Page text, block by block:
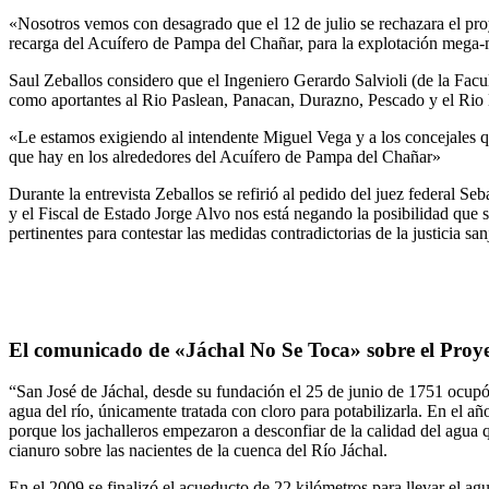
«Nosotros vemos con desagrado que el 12 de julio se rechazara el
recarga del Acuífero de Pampa del Chañar, para la explotación
Saul Zeballos considero que el Ingeniero Gerardo Salvioli (de la
como aportantes al Rio Paslean, Panacan, Durazno, Pescado y el
«Le estamos exigiendo al intendente Miguel Vega y a los
que hay en los alrededores del Acuífero de Pampa del Chañar»
Durante la entrevista Zeballos se refirió al pedido del juez federal
y el Fiscal de Estado Jorge Alvo nos está negando la posibilidad
pertinentes para contestar las medidas contradictorias de la justicia
El comunicado de «Jáchal No Se Toca» sobre el
“San José de Jáchal, desde su fundación el 25 de junio de 1751
agua del río, únicamente tratada con cloro para potabilizarla. En el
porque los jachalleros empezaron a desconfiar de la calidad del
cianuro sobre las nacientes de la cuenca del Río Jáchal.